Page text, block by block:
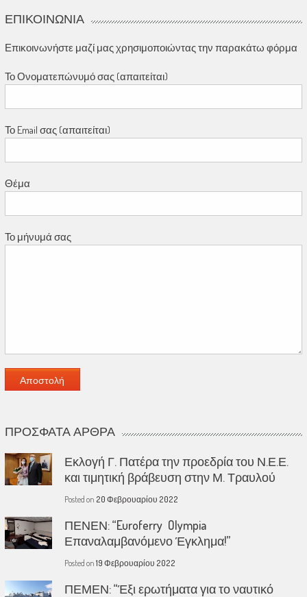
ΕΠΙΚΟΙΝΩΝΊΑ
Επικοινωνήστε μαζί μας χρησιμοποιώντας την παρακάτω φόρμα
Το Ονοματεπώνυμό σας (απαιτείται)
Το Email σας (απαιτείται)
Θέμα
Το μήνυμά σας
ΠΡΌΣΦΑΤΑ ΆΡΘΡΑ
Εκλογή Γ. Πατέρα την προεδρία του Ν.Ε.Ε.
και τιμητική βράβευση στην Μ. Τραυλού
Posted on 20 Φεβρουαρίου 2022
ΠΕΝΕΝ: “Euroferry Olympia
Επαναλαμβανόμενο Έγκλημα!”
Posted on 19 Φεβρουαρίου 2022
ΠΕΜΕΝ: “Έξι ερωτήματα για το ναυτικό